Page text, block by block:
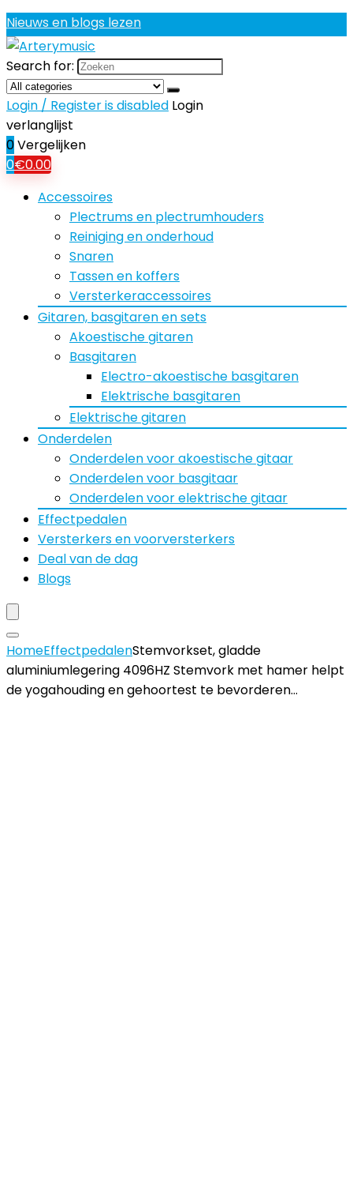
Nieuws en blogs lezen
Search for:
Login / Register is disabled Login
verlanglijst
0Vergelijken
0€0.00
Accessoires
Plectrums en plectrumhouders
Reiniging en onderhoud
Snaren
Tassen en koffers
Versterkeraccessoires
Gitaren, basgitaren en sets
Akoestische gitaren
Basgitaren
Electro-akoestische basgitaren
Elektrische basgitaren
Elektrische gitaren
Onderdelen
Onderdelen voor akoestische gitaar
Onderdelen voor basgitaar
Onderdelen voor elektrische gitaar
Effectpedalen
Versterkers en voorversterkers
Deal van de dag
Blogs
HomeEffectpedalenStemvorkset, gladde
aluminiumlegering 4096HZ Stemvork met hamer helpt
de yogahouding en gehoortest te bevorderen…